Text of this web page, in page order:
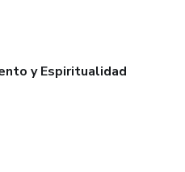
y Espiritualidad